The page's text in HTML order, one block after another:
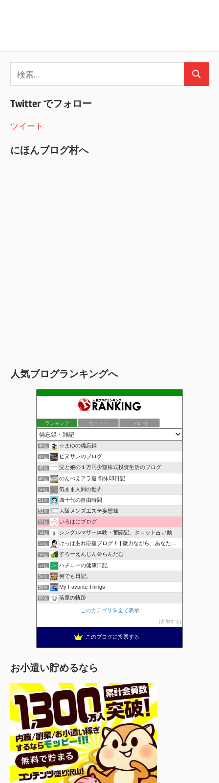
索:
検
Twitter でフォロー
ツイート
にほんブログ村へ
人気ブログランキングへ
ランキング ポイント ブロ画
46位 ☆まゆの備忘録
47位 ピヌサンのブログ
48位 父と娘の１万円少額株式投資生活のブログ
49位 のんべえアラ還 御朱印日記
50位 気まま人間の世界
51位 四十代の自由時間
52位 大阪メンズエステ妄想録
53位 いろはにブログ
54位 シングルマザー体験・奮闘記。タロット占い動画も配信中。
55位 けっぱあれ応援ブログ！ | 微力ながら、あなたを応援！
56位 すろーえんじん＠らんだむ
57位 ハチローの健康日記
58位 何でも日記。
59位 My Favorite Things
60位 落屋の軌跡
このカテゴリを全て表示
参加する
このブログに投票する
お小遣い貯めるなら